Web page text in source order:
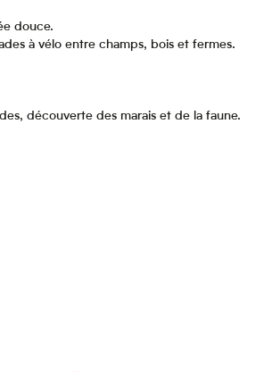
douce.
à vélo entre champs, bois et fermes.
découverte des marais et de la faune.